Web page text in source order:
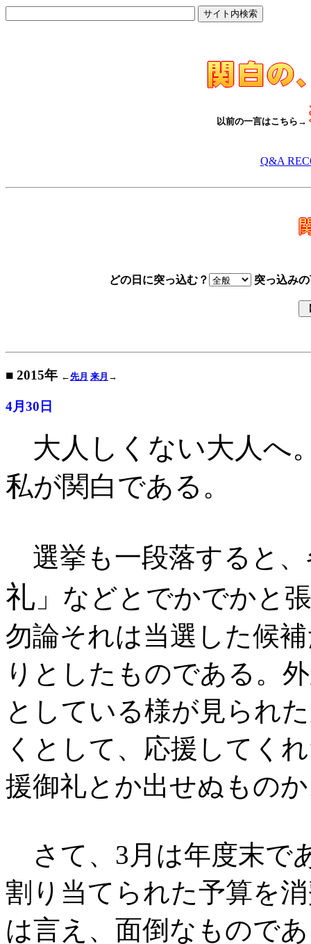
以前の一言はこちら→
Q&A
どの日に突っ込む？ 突っ込み
■ 2015年 ←先月 来月 →
4月30日
大人しくない大人へ
私が関白である 。
選挙も一段落すると
礼 」などとでかでかと
勿論それは当選した候
りとしたものである。
としている様が見られ
くとして、応援してく
援御礼とか出せぬもの
さて、3月は年度末で
割り当てられた予算を
は言え、面倒なもので